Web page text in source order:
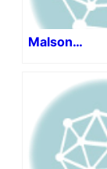
Malson…